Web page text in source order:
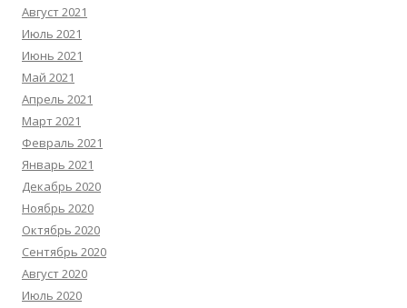
Август 2021
Июль 2021
Июнь 2021
Май 2021
Апрель 2021
Март 2021
Февраль 2021
Январь 2021
Декабрь 2020
Ноябрь 2020
Октябрь 2020
Сентябрь 2020
Август 2020
Июль 2020